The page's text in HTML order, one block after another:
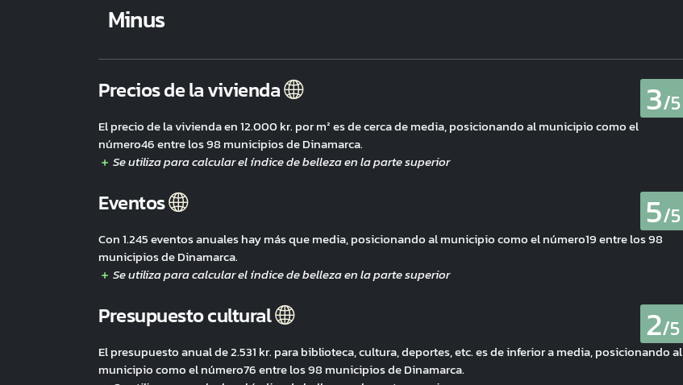
Minus
Precios de la vivienda 3/5
El precio de la vivienda en 12.000 kr. por m² es de cerca de media, posicionando al municipio como el
número46 entre los 98 municipios de Dinamarca.
Eventos 5/5
Con 1.245 eventos anuales hay más que media, posicionando al municipio como el número19 entre los 98
municipios de Dinamarca.
Presupuesto cultural 2/5
El presupuesto anual de 2.531 kr. para biblioteca, cultura, deportes, etc. es de inferior a media, posicionando al
municipio como el número76 entre los 98 municipios de Dinamarca.